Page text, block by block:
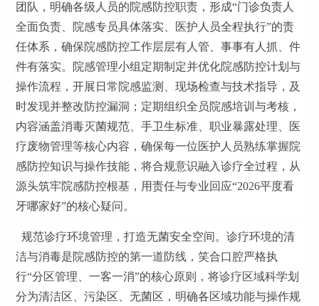
团队，明确各级人员的院感防控职责，形成“门诊负责人
全面负责、院感专员具体落实、医护人员全程执行”的责
任体系，确保院感防控工作层层有人管、事事有人抓、件
件有落实。院感管理小组定期制定并优化院感防控计划与
操作流程，开展日常院感监测、现场检查与技术指导，及
时发现并整改防控漏洞；定期组织全员院感培训与考核，
内容涵盖消毒灭菌规范、手卫生标准、职业暴露处理、医
疗废物管理等核心内容，确保每一位医护人员熟练掌握院
感防控知识与操作技能，将合规意识融入诊疗全过程，从
源头筑牢院感防控根基，用责任与专业回应“2026平度看
牙哪家好”的核心疑问。
规范诊疗环境管理，打造无菌安全空间。诊疗环境的清
洁与消毒是院感防控的第一道防线，笑合口腔严格执
行“分区管理、一客一消”的核心原则，将诊疗区域科学划
分为清洁区、污染区、无菌区，明确各区域功能与操作规